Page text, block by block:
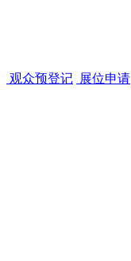
观众预登记 展位申请